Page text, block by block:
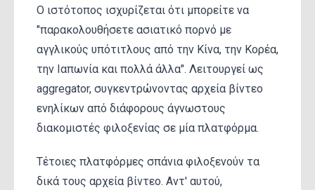
Ο ιστότοπος ισχυρίζεται ότι μπορείτε να
"παρακολουθήσετε ασιατικό πορνό με
αγγλικούς υπότιτλους από την Κίνα, την Κορέα,
την Ιαπωνία και πολλά άλλα". Λειτουργεί ως
aggregator, συγκεντρώνοντας αρχεία βίντεο
ενηλίκων από διάφορους άγνωστους
διακομιστές φιλοξενίας σε μία πλατφόρμα.
Τέτοιες πλατφόρμες σπάνια φιλοξενούν τα
δικά τους αρχεία βίντεο. Αντ' αυτού,